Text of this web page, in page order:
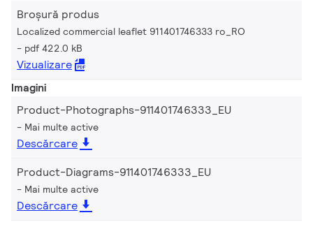
Broșură produs
Localized commercial leaflet 911401746333 ro_RO
pdf 422.0 kB
Vizualizare
Imagini
Product-Photographs-911401746333_EU
Mai multe active
Descărcare
Product-Diagrams-911401746333_EU
Mai multe active
Descărcare